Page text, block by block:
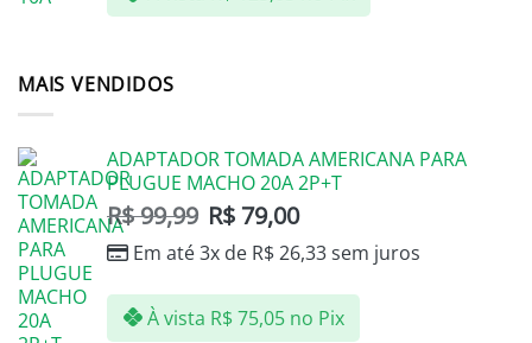
MAIS VENDIDOS
ADAPTADOR TOMADA AMERICANA PARA
PLUGUE MACHO 20A 2P+T
R$99,99 R$ 79,00
Em até 3x de R$26,33sem juros
À vista R$75,05 no Pix